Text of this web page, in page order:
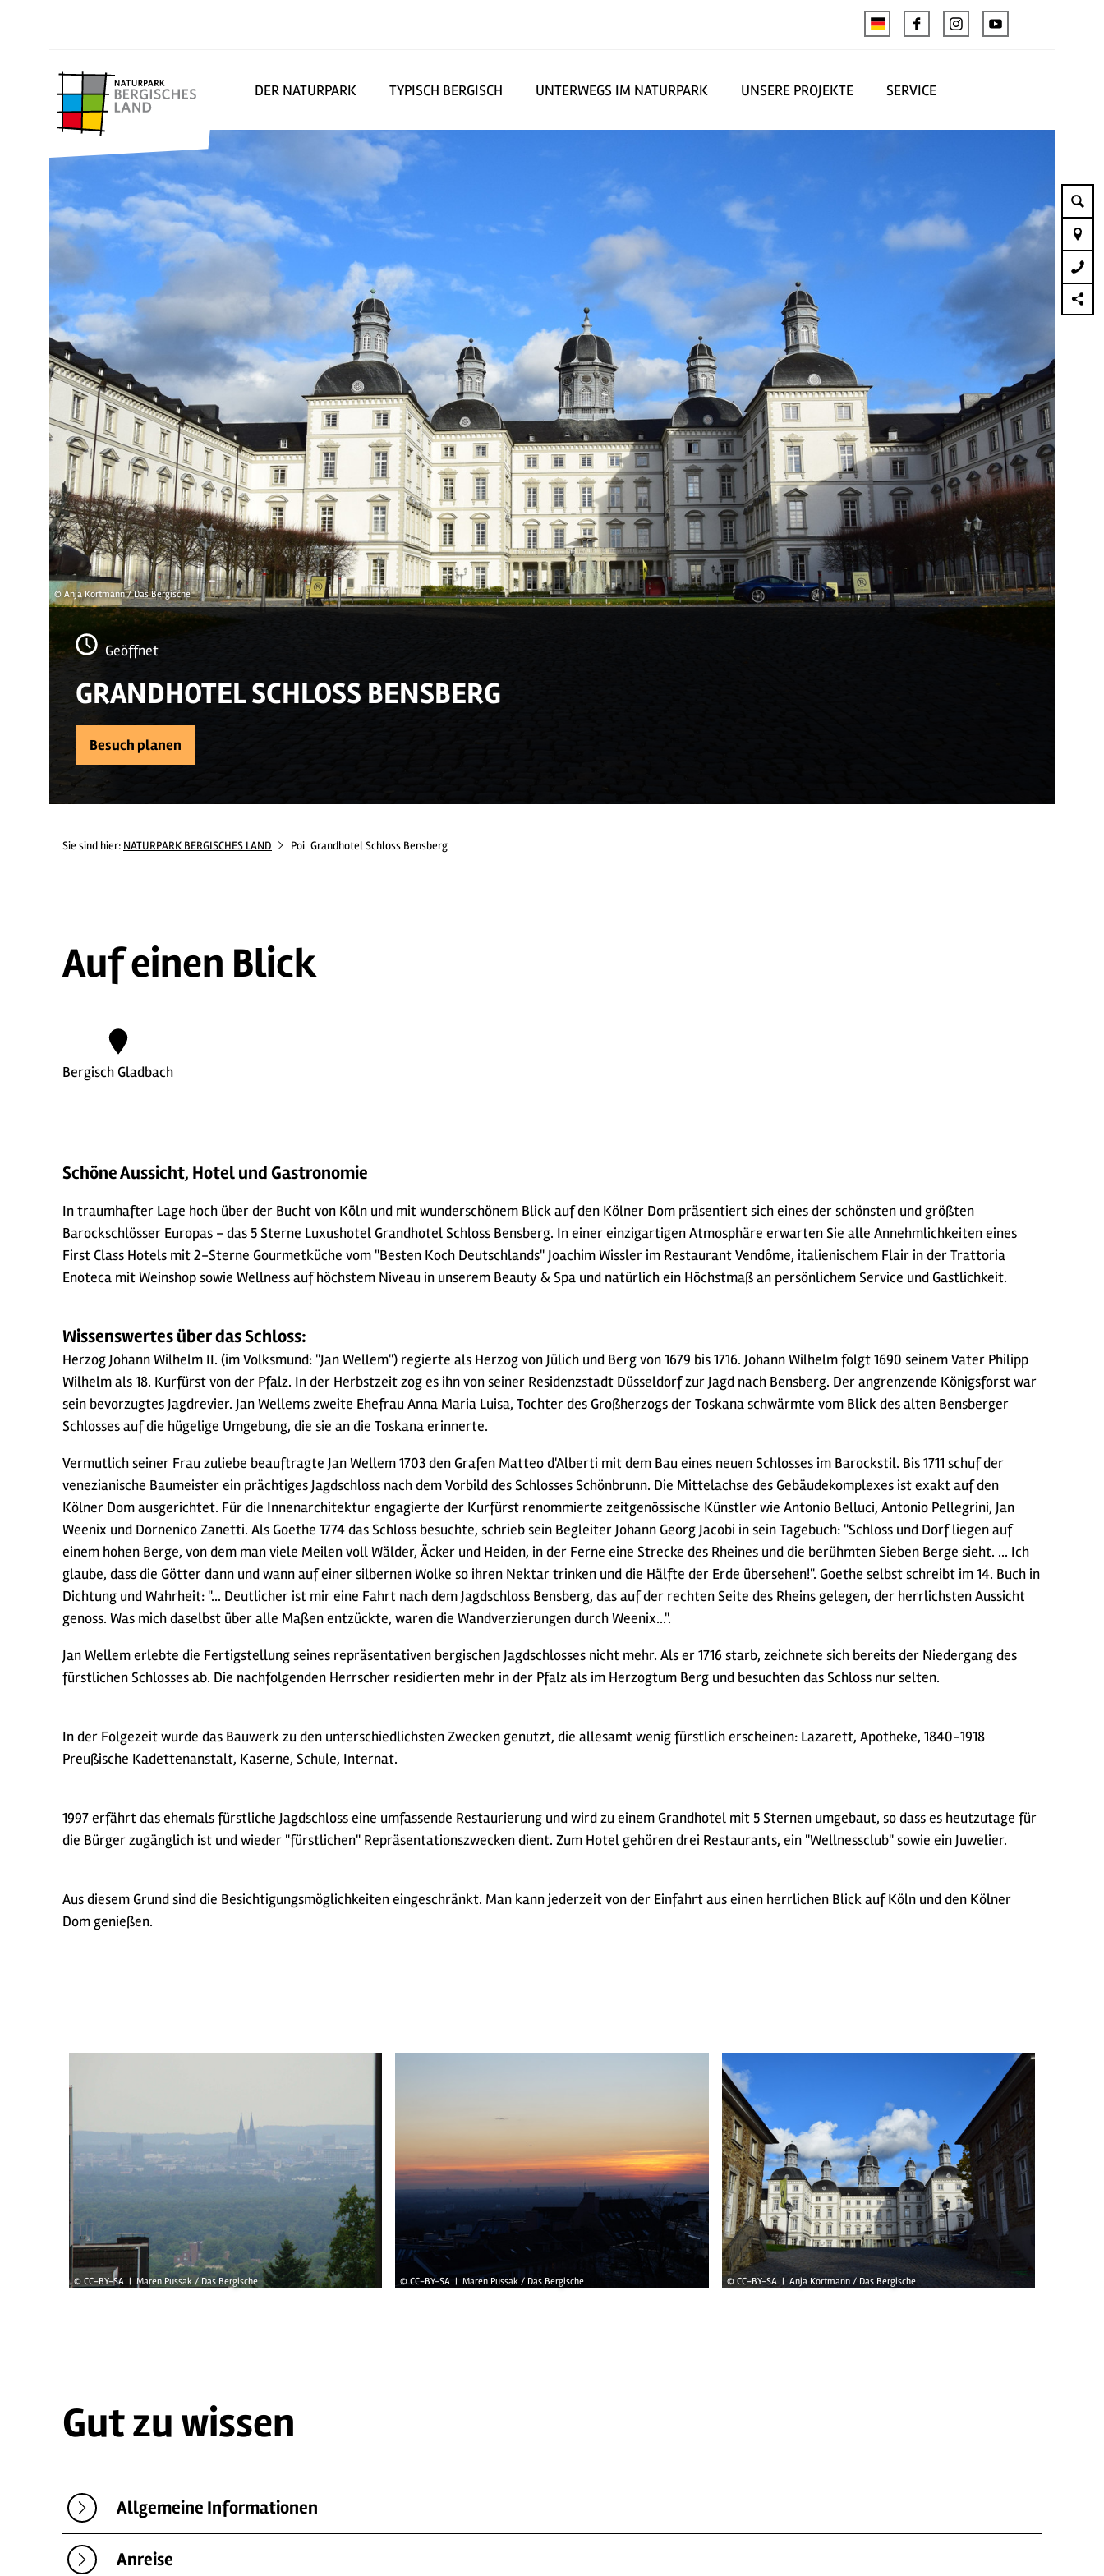
DER NATURPARK TYPISCH BERGISCH UNTERWEGS IM NATURPARK UNSERE PROJEKTE SERVICE
© Anja Kortmann / Das Bergische
Geöffnet
GRANDHOTEL SCHLOSS BENSBERG
Besuch planen
Sie sind hier: NATURPARK BERGISCHES LAND Poi Grandhotel Schloss Bensberg
Auf einen Blick
Bergisch Gladbach
Schöne Aussicht, Hotel und Gastronomie
In traumhafter Lage hoch über der Bucht von Köln und mit wunderschönem Blick auf den Kölner Dom präsentiert sich eines der schönsten und größten
Barockschlösser Europas - das 5 Sterne Luxushotel Grandhotel Schloss Bensberg. In einer einzigartigen Atmosphäre erwarten Sie alle Annehmlichkeiten eines
First Class Hotels mit 2-Sterne Gourmetküche vom "Besten Koch Deutschlands" Joachim Wissler im Restaurant Vendôme, italienischem Flair in der Trattoria
Enoteca mit Weinshop sowie Wellness auf höchstem Niveau in unserem Beauty & Spa und natürlich ein Höchstmaß an persönlichem Service und Gastlichkeit.
Wissenswertes über das Schloss:
Herzog Johann Wilhelm II. (im Volksmund: "Jan Wellem") regierte als Herzog von Jülich und Berg von 1679 bis 1716. Johann Wilhelm folgt 1690 seinem Vater Philipp
Wilhelm als 18. Kurfürst von der Pfalz. In der Herbstzeit zog es ihn von seiner Residenzstadt Düsseldorf zur Jagd nach Bensberg. Der angrenzende Königsforst war
sein bevorzugtes Jagdrevier. Jan Wellems zweite Ehefrau Anna Maria Luisa, Tochter des Großherzogs der Toskana schwärmte vom Blick des alten Bensberger
Schlosses auf die hügelige Umgebung, die sie an die Toskana erinnerte.
Vermutlich seiner Frau zuliebe beauftragte Jan Wellem 1703 den Grafen Matteo d'Alberti mit dem Bau eines neuen Schlosses im Barockstil. Bis 1711 schuf der
venezianische Baumeister ein prächtiges Jagdschloss nach dem Vorbild des Schlosses Schönbrunn. Die Mittelachse des Gebäudekomplexes ist exakt auf den
Kölner Dom ausgerichtet. Für die Innenarchitektur engagierte der Kurfürst renommierte zeitgenössische Künstler wie Antonio Belluci, Antonio Pellegrini, Jan
Weenix und Dornenico Zanetti. Als Goethe 1774 das Schloss besuchte, schrieb sein Begleiter Johann Georg Jacobi in sein Tagebuch: "Schloss und Dorf liegen auf
einem hohen Berge, von dem man viele Meilen voll Wälder, Äcker und Heiden, in der Ferne eine Strecke des Rheines und die berühmten Sieben Berge sieht. ... Ich
glaube, dass die Götter dann und wann auf einer silbernen Wolke so ihren Nektar trinken und die Hälfte der Erde übersehen!". Goethe selbst schreibt im 14. Buch in
Dichtung und Wahrheit: "... Deutlicher ist mir eine Fahrt nach dem Jagdschloss Bensberg, das auf der rechten Seite des Rheins gelegen, der herrlichsten Aussicht
genoss. Was mich daselbst über alle Maßen entzückte, waren die Wandverzierungen durch Weenix...".
Jan Wellem erlebte die Fertigstellung seines repräsentativen bergischen Jagdschlosses nicht mehr. Als er 1716 starb, zeichnete sich bereits der Niedergang des
fürstlichen Schlosses ab. Die nachfolgenden Herrscher residierten mehr in der Pfalz als im Herzogtum Berg und besuchten das Schloss nur selten.
In der Folgezeit wurde das Bauwerk zu den unterschiedlichsten Zwecken genutzt, die allesamt wenig fürstlich erscheinen: Lazarett, Apotheke, 1840-1918
Preußische Kadettenanstalt, Kaserne, Schule, Internat.
1997 erfährt das ehemals fürstliche Jagdschloss eine umfassende Restaurierung und wird zu einem Grandhotel mit 5 Sternen umgebaut, so dass es heutzutage für
die Bürger zugänglich ist und wieder "fürstlichen" Repräsentationszwecken dient. Zum Hotel gehören drei Restaurants, ein "Wellnessclub" sowie ein Juwelier.
Aus diesem Grund sind die Besichtigungsmöglichkeiten eingeschränkt. Man kann jederzeit von der Einfahrt aus einen herrlichen Blick auf Köln und den Kölner
Dom genießen.
© CC-BY-SA | Maren Pussak / Das Bergische © CC-BY-SA | Maren Pussak / Das Bergische © CC-BY-SA | Anja Kortmann / Das Bergische
Gut zu wissen
Allgemeine Informationen
Anreise